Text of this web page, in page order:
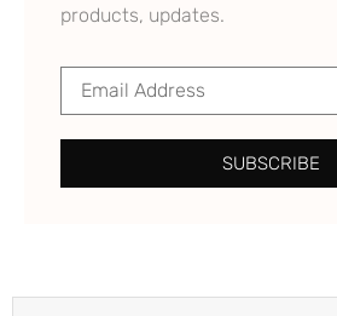
products, updates.
SUBSCRIBE